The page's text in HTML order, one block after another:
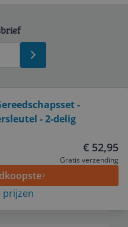
-
- 2-delig
€ 52,95
Gratis verzending
prijzen